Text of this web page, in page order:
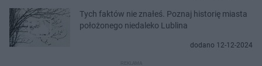
Tych faktów nie znałeś. Poznaj historię miasta
położonego niedaleko Lublina
dodano 12-12-2024